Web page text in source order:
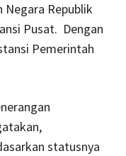
Republik
Pusat. Dengan
Pemerintah
statusnya